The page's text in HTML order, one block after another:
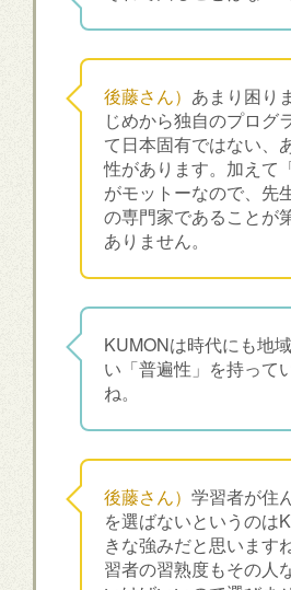
後藤さん） あまり困り
じめから独自のプログ
て日本固有ではない、
性があります。加えて
がモットーなので、先
の専門家であることが
ありません。
KUMONは時代にも地
い「普遍性」を持って
ね。
後藤さん） 学習者が住
を選ばないというのは
きな強みだと思います
習者の習熟度もその人